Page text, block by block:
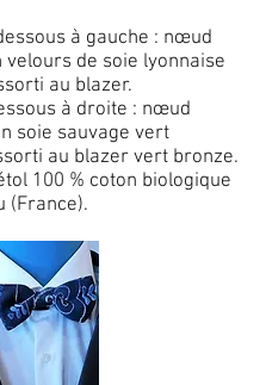
à gauche : nœud
velours de soie lyonnaise
au blazer.
à droite : nœud
soie sauvage vert
au blazer vert bronze.
100 % coton biologique
(France).